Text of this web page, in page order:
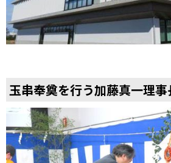
玉串奉奠を行う加藤真一理事